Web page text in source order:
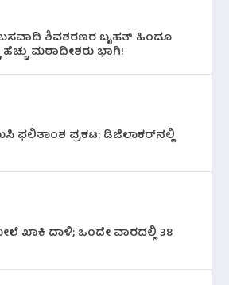
ಬಸವಾದಿ ಶಿವಶರಣರ ಬೃಹತ್ ಹಿಂದೂ
ಮಠಾಧೀಶರು ಭಾಗಿ!
ಫಲಿತಾಂಶ ಪ್ರಕಟ: ಡಿಜಿಲಾಕರ್‌ನಲ್ಲಿ
ಖಾಕಿ ದಾಳಿ; ಒಂದೇ ವಾರದಲ್ಲಿ 38